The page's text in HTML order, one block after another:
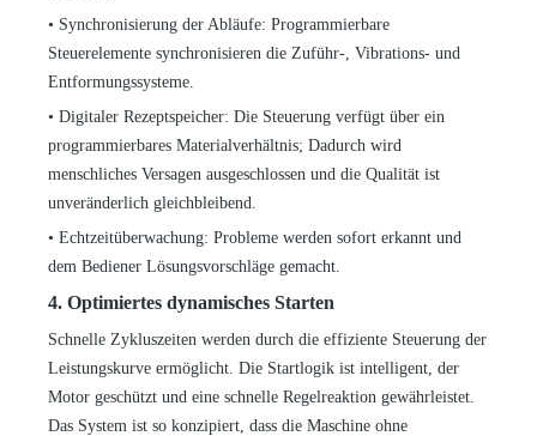
• Synchronisierung der Abläufe: Programmierbare
Steuerelemente synchronisieren die Zuführ-, Vibrations- und
Entformungssysteme.
• Digitaler Rezeptspeicher: Die Steuerung verfügt über ein
programmierbares Materialverhältnis; Dadurch wird
menschliches Versagen ausgeschlossen und die Qualität ist
unveränderlich gleichbleibend.
• Echtzeitüberwachung: Probleme werden sofort erkannt und
dem Bediener Lösungsvorschläge gemacht.
4. Optimiertes dynamisches Starten
Schnelle Zykluszeiten werden durch die effiziente Steuerung der
Leistungskurve ermöglicht. Die Startlogik ist intelligent, der
Motor geschützt und eine schnelle Regelreaktion gewährleistet.
Das System ist so konzipiert, dass die Maschine ohne